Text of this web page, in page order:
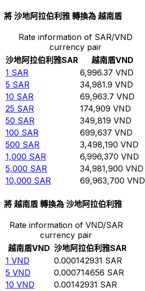
將 沙地阿拉伯利雅 轉換為 越南盾
Rate information of SAR/VND
currency pair
沙地阿拉伯利雅SAR 越南盾VND
1 SAR 6,996.37 VND
5 SAR 34,981.9 VND
10 SAR 69,963.7 VND
25 SAR 174,909 VND
50 SAR 349,819 VND
100 SAR 699,637 VND
500 SAR 3,498,190 VND
1,000 SAR 6,996,370 VND
5,000 SAR 34,981,900 VND
10,000 SAR 69,963,700 VND
將 越南盾 轉換為 沙地阿拉伯利雅
Rate information of VND/SAR
currency pair
越南盾VND 沙地阿拉伯利雅SAR
1 VND 0.000142931 SAR
5 VND 0.000714656 SAR
10 VND 0.00142931 SAR